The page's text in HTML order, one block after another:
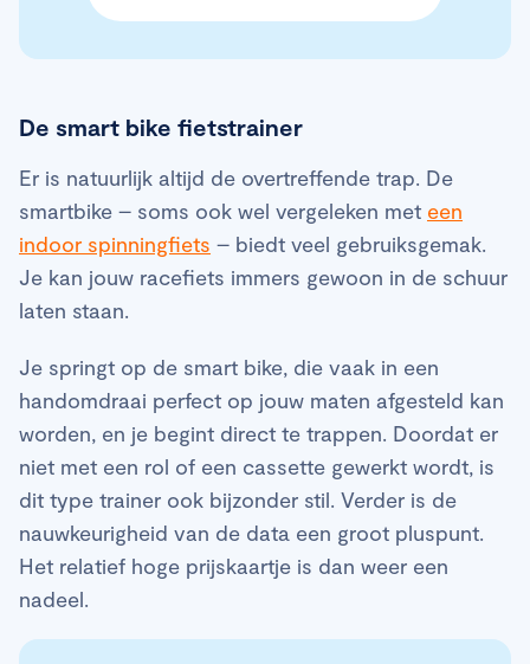
De smart bike fietstrainer
Er is natuurlijk altijd de overtreffende trap. De
smartbike – soms ook wel vergeleken met een
indoor spinningfiets – biedt veel gebruiksgemak.
Je kan jouw racefiets immers gewoon in de schuur
laten staan.
Je springt op de smart bike, die vaak in een
handomdraai perfect op jouw maten afgesteld kan
worden, en je begint direct te trappen. Doordat er
niet met een rol of een cassette gewerkt wordt, is
dit type trainer ook bijzonder stil. Verder is de
nauwkeurigheid van de data een groot pluspunt.
Het relatief hoge prijskaartje is dan weer een
nadeel.